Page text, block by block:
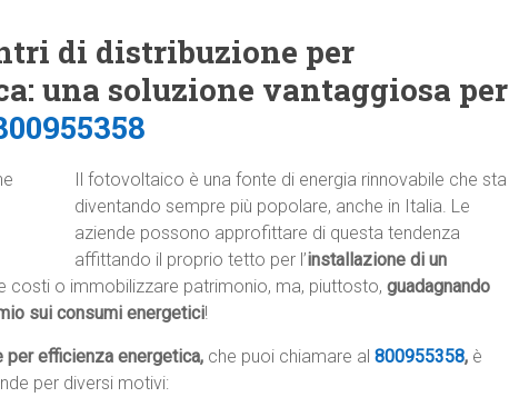
di distribuzione per
una soluzione vantaggiosa per
Il fotovoltaico è una fonte di energia rinnovabile che sta
diventando sempre più popolare, anche in Italia. Le
aziende possono approfittare di questa tendenza
affittando il proprio tetto per l’installazione di un
costi o immobilizzare patrimonio, ma, piuttosto, guadagnando
sui consumi energetici!
efficienza energetica, che puoi chiamare al 800955358, è
per diversi motivi: